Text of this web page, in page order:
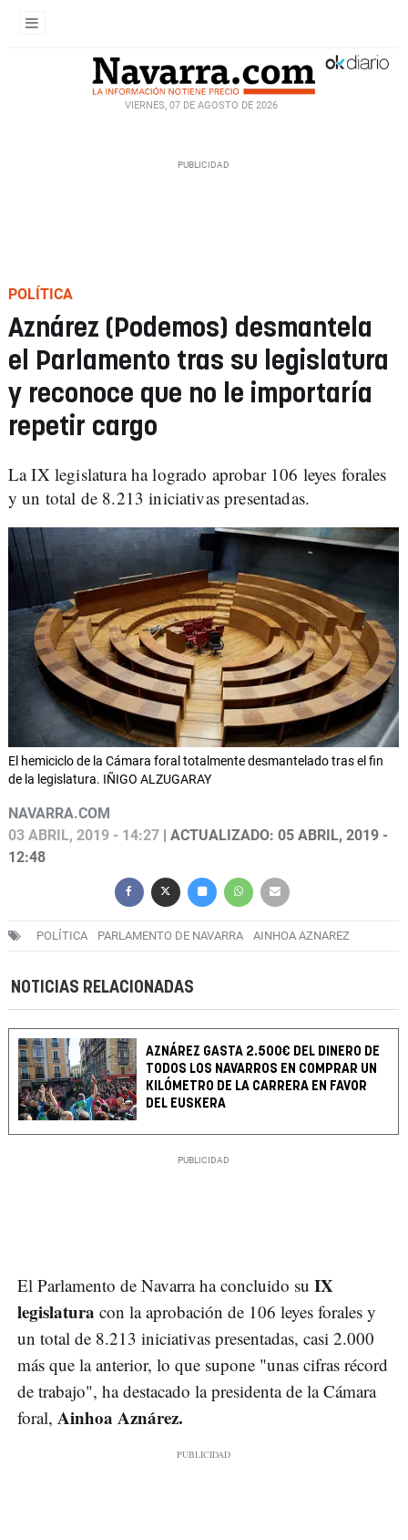
VIERNES, 07 DE AGOSTO DE 2026
POLÍTICA
Aznárez (Podemos) desmantela
el Parlamento tras su legislatura
y reconoce que no le importaría
repetir cargo
La IX legislatura ha logrado aprobar 106 leyes forales
y un total de 8.213 iniciativas presentadas.
El hemiciclo de la Cámara foral totalmente desmantelado tras el fin
de la legislatura. IÑIGO ALZUGARAY
NAVARRA.COM
03 ABRIL, 2019 - 14:27 | ACTUALIZADO: 05 ABRIL, 2019 -
12:48
POLÍTICA PARLAMENTO DE NAVARRA AINHOA AZNAREZ
NOTICIAS RELACIONADAS
AZNÁREZ GASTA 2.500€ DEL DINERO DE
TODOS LOS NAVARROS EN COMPRAR UN
KILÓMETRO DE LA CARRERA EN FAVOR
DEL EUSKERA
El Parlamento de Navarra ha concluido su IX
legislatura con la aprobación de 106 leyes forales y
un total de 8.213 iniciativas presentadas, casi 2.000
más que la anterior, lo que supone "unas cifras récord
de trabajo", ha destacado la presidenta de la Cámara
foral, Ainhoa Aznárez.